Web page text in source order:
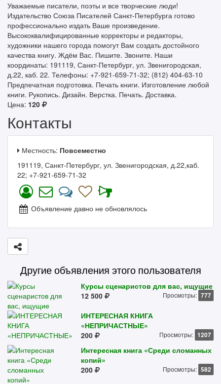
Уважаемые писатели, поэты и все творческие люди!
Издательство Союза Писателей Санкт-Петербурга готово
профессионально издать Ваше произведение.
Высококвалифицированные корректоры и редакторы,
художники нашего города помогут Вам создать достойного
качества книгу. Ждём Вас. Пишите. Звоните. Наши
координаты: 191119, Санкт-Петербург, ул. Звенигородская,
д.22, каб. 22. Телефоны: +7-921-659-71-32; (812) 404-63-10
Предпечатная подготовка. Печать книги. Изготовление любой
книги. Рукопись. Дизайн. Верстка. Печать. Доставка.
Цена: 120
Контакты
Местность: Повсеместно
191119, Санкт-Петербург, ул. Звенигородская, д.22,каб.
22; +7-921-659-71-32
Объявление давно не обновлялось
Другие объявления этого пользователя
Курсы сценаристов для вас, ищущие
12 500
Просмотры: 777
ИНТЕРЕСНАЯ КНИГА
«НЕПРИЧАСТНЫЕ»
200
Просмотры: 1207
Интересная книга «Среди сломанных
копий»
200
Просмотры: 582